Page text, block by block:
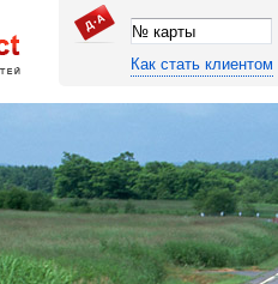
Как стать клиентом